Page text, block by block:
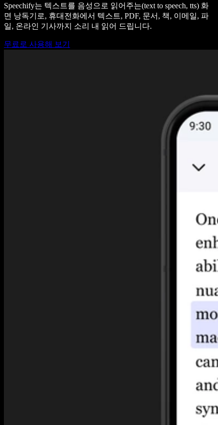
Speechify는 텍스트를 음성으로 읽어주는(text to speech, tts) 화
면 낭독기로, 휴대전화에서 텍스트, PDF, 문서, 책, 이메일, 파
일, 온라인 기사까지 소리 내 읽어 드립니다.
무료로 사용해 보기